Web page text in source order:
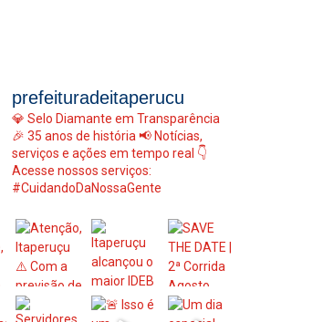
prefeituradeitaperucu
💎 Selo Diamante em Transparência
🎉 35 anos de história 📢 Notícias,
serviços e ações em tempo real 👇
Acesse nossos serviços:
#CuidandoDaNossaGente